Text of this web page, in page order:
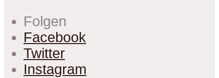
Folgen
Facebook
Twitter
Instagram